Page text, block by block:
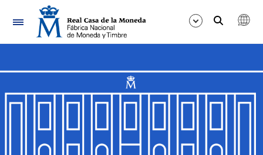
Navegació
Mostra/Amaga
Mostra/Amaga